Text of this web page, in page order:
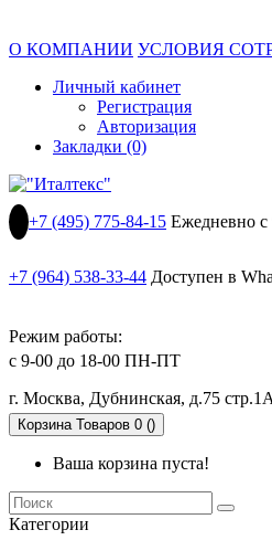
О КОМПАНИИ УСЛОВИЯ
Личный кабинет
Регистрация
Авторизация
Закладки (0)
+7 (495) 775-84-15 Ежедневно с
+7 (964) 538-33-44 Доступен в
Режим работы:
с 9-00 до 18-00 ПН-ПТ
г. Москва, Дубнинская, д.75 стр.1А
Корзина Товаров 0 ()
Ваша корзина пуста!
Категории